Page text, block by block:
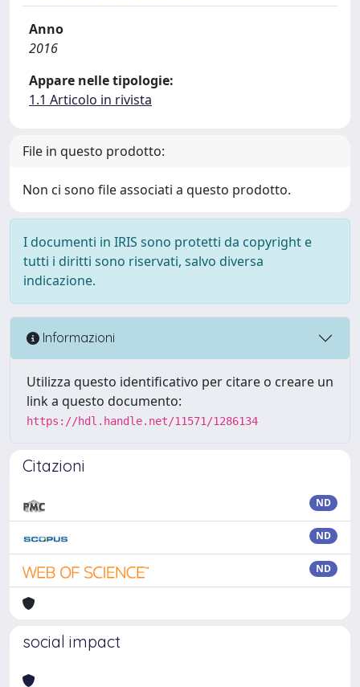
Anno
2016
Appare nelle tipologie:
1.1 Articolo in rivista
File in questo prodotto:
Non ci sono file associati a questo prodotto.
I documenti in IRIS sono protetti da copyright e
tutti i diritti sono riservati, salvo diversa
indicazione.
Informazioni
Utilizza questo identificativo per citare o creare un
link a questo documento:
https://hdl.handle.net/11571/1286134
Citazioni
ND
ND
ND
social impact